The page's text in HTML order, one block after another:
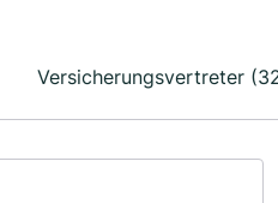
Versicherungsvertreter